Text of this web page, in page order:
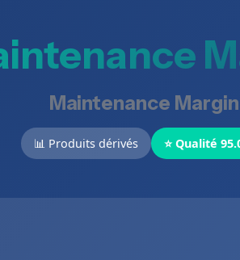
Maintenance Margin
📊 Produits dérivés ⭐ Qualité